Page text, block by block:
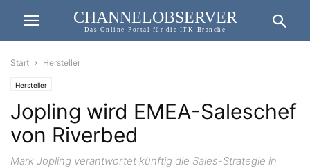
CHANNELOBSERVER
Das Online-Portal für die ITK-Branche
Start Hersteller
Hersteller
Jopling wird EMEA-Saleschef
von Riverbed
Mark Jopling verantwortet künftig die Sales-Strategie in